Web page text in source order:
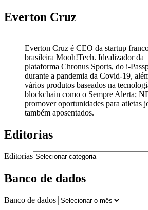
Everton Cruz
Everton Cruz é CEO da startup
brasileira Mooh!Tech. Idealizador da
plataforma Chronus Sports, do i-
durante a pandemia da Covid-19,
vários produtos baseados na
blockchain como o Sempre Alerta;
promover oportunidades para atletas
também aposentados.
Editorias
Editorias
Banco de dados
Banco de dados